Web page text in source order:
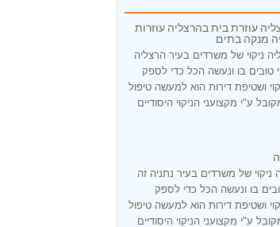
עוזרת בית בהרצליה עוזרות
מנקה בתים
ניקוי של משרדים בעיר הרצליה
טובים בו ונעשה הכל כדי לספק
ושטיפת דירות הוא למעשה טיפול
ע"י מקצועני הניקוי היסודיים
ניקוי של משרדים בעיר נתניה זה
בו ונעשה הכל כדי לספק
ושטיפת דירות הוא למעשה טיפול
ע"י מקצועני הניקוי היסודיים